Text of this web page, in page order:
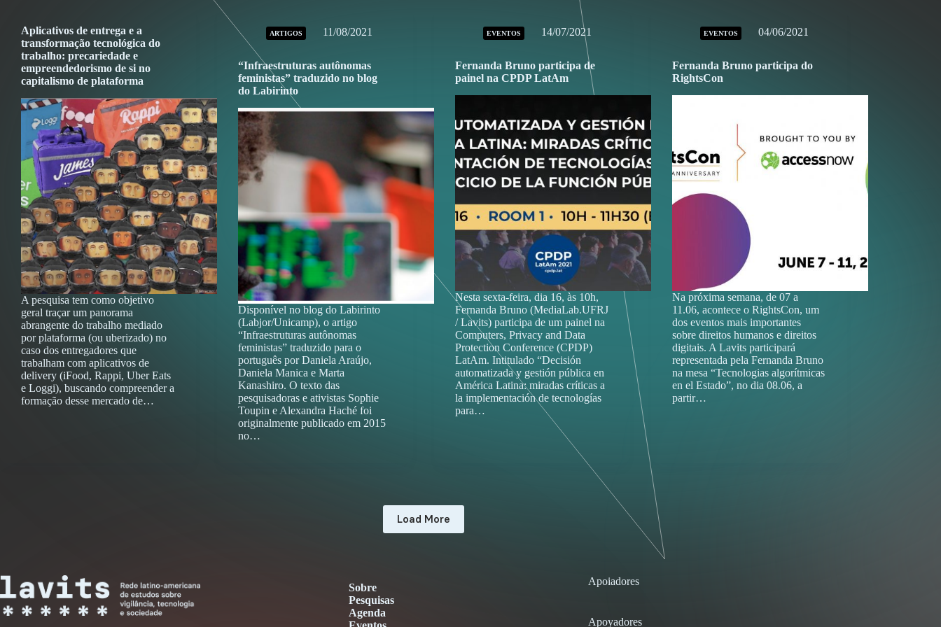
Aplicativos de entrega e a
transformação tecnológica do
trabalho: precariedade e
empreendedorismo de si no
capitalismo de plataforma
A pesquisa tem como objetivo
geral traçar um panorama
abrangente do trabalho mediado
por plataforma (ou uberizado) no
caso dos entregadores que
trabalham com aplicativos de
delivery (iFood, Rappi, Uber Eats
e Loggi), buscando compreender a
formação desse mercado de…
ARTIGOS 11/08/2021
“Infraestruturas autônomas
feministas” traduzido no blog
do Labirinto
Disponível no blog do Labirinto
(Labjor/Unicamp), o artigo
“Infraestruturas autônomas
feministas” traduzido para o
português por Daniela Araújo,
Daniela Manica e Marta
Kanashiro. O texto das
pesquisadoras e ativistas Sophie
Toupin e Alexandra Haché foi
originalmente publicado em 2015
no…
EVENTOS 14/07/2021
Fernanda Bruno participa de
painel na CPDP LatAm
Nesta sexta-feira, dia 16, às 10h,
Fernanda Bruno (MediaLab.UFRJ
/ Lavits) participa de um painel na
Computers, Privacy and Data
Protection Conference (CPDP)
LatAm. Intitulado “Decisión
automatizada y gestión pública en
América Latina: miradas críticas a
la implementación de tecnologías
para…
EVENTOS 04/06/2021
Fernanda Bruno participa do
RightsCon
Na próxima semana, de 07 a
11.06, acontece o RightsCon, um
dos eventos mais importantes
sobre direitos humanos e direitos
digitais. A Lavits participará
representada pela Fernanda Bruno
na mesa “Tecnologias algorítmicas
en el Estado”, no dia 08.06, a
partir…
Load More
Sobre
Pesquisas
Agenda
Apoiadores
Apoyadores